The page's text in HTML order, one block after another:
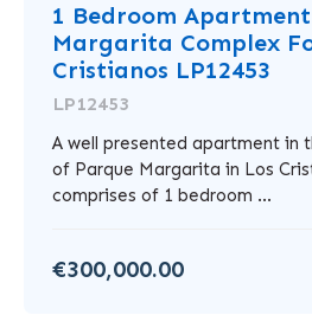
1 Bedroom
Margarita Complex
Cristianos LP12453
LP12453
A well presented apartment in
of Parque Margarita in Los
comprises of 1 bedroom ...
€300,000.00